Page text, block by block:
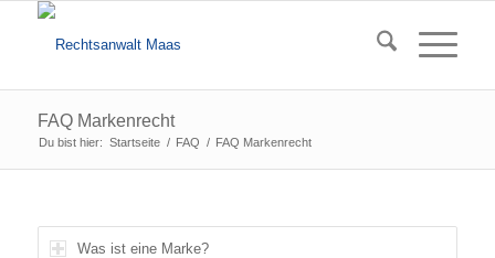
FAQ Markenrecht
Du bist hier: Startseite / FAQ / FAQ Markenrecht
Was ist eine Marke?